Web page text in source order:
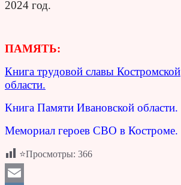
2024 год.
ПАМЯТЬ:
Книга трудовой славы Костромской
области.
Книга Памяти Ивановской области.
Мемориал героев СВО в Костроме.
⭐Просмотры: 366